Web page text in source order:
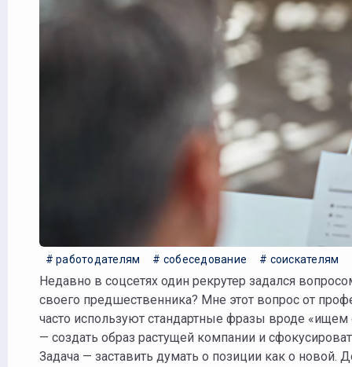
# работодателям # собеседование # соискателям
Недавно в соцсетях один рекрутер задался вопросом: зачем кандидаты на собеседовании так часто спрашивают о судьбе
своего предшественника? Мне этот вопрос от
часто используют стандартные фразы вроде
— создать образ растущей компании и
Задача — заставить думать о позиции как о